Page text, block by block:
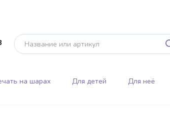
на шарах Для детей Для неё